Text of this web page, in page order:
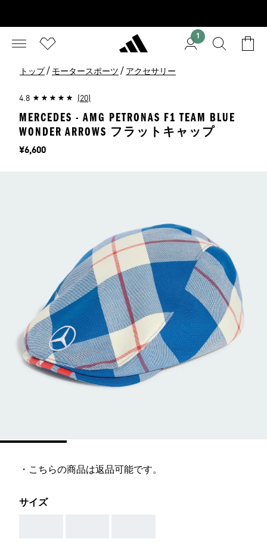
1
トップ / モータースポーツ / アクセサリー
4.8 (20)
MERCEDES - AMG PETRONAS F1 TEAM BLUE
WONDER ARROWS フラットキャップ
価格
¥6,600
・こちらの商品は返品可能です。
サイズ